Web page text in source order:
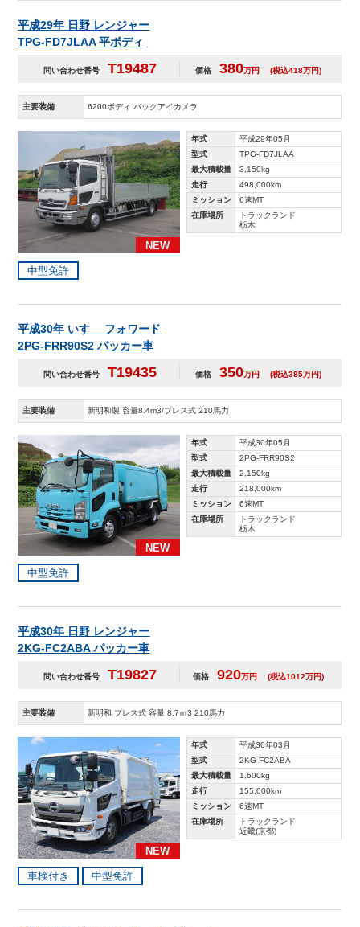
平成29年 日野 レンジャー
TPG-FD7JLAA 平ボディ
問い合わせ番号 T19487 価格 380万円 (税込418万円)
主要装備 6200ボディ バックアイカメラ
NEW
年式
平成29年05月
型式
TPG-FD7JLAA
最大積載量
3,150kg
走行
498,000km
ミッション
6速MT
在庫場所
トラックランド
栃木
中型免許
平成30年 いすゞ フォワード
2PG-FRR90S2 パッカー車
問い合わせ番号 T19435 価格 350万円 (税込385万円)
主要装備 新明和製 容量8.4m3/プレス式 210馬力
NEW
年式
平成30年05月
型式
2PG-FRR90S2
最大積載量
2,150kg
走行
218,000km
ミッション
6速MT
在庫場所
トラックランド
栃木
中型免許
平成30年 日野 レンジャー
2KG-FC2ABA パッカー車
問い合わせ番号 T19827 価格 920万円 (税込1012万円)
主要装備 新明和 プレス式 容量 8.7ｍ3 210馬力
NEW
年式
平成30年03月
型式
2KG-FC2ABA
最大積載量
1,600kg
走行
155,000km
ミッション
6速MT
在庫場所
トラックランド
近畿(京都)
車検付き 中型免許